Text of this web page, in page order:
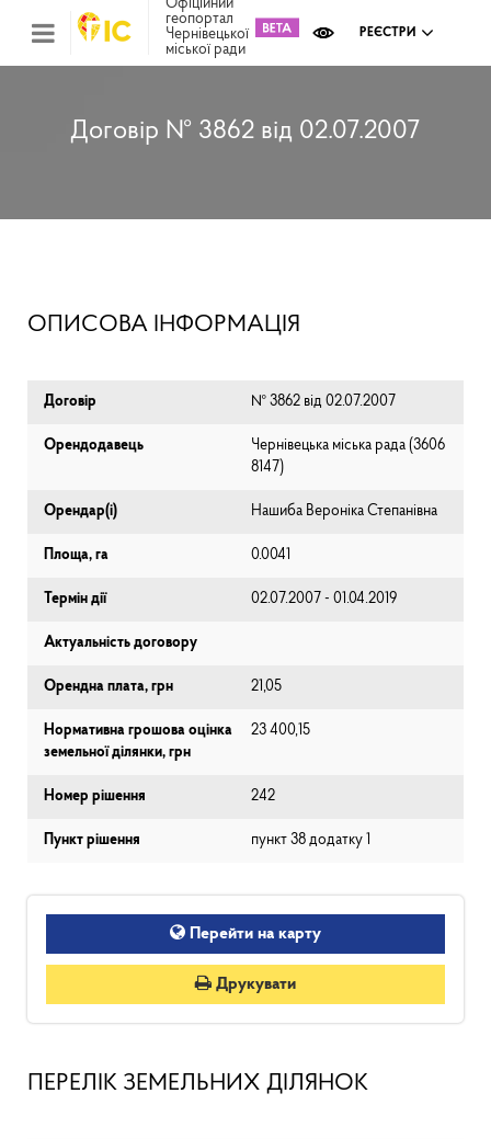
Офіційний
геопортал
Чернівецької
міської ради
РЕЄСТРИ
Договір № 3862 від 02.07.2007
ОПИСОВА ІНФОРМАЦІЯ
Договір № 3862 від 02.07.2007
Орендодавець
Чернівецька міська рада (⁨3606
8147⁩)
Орендар(і) Нашиба Вероніка Степанівна
Площа, га 0.0041
Термін дії 02.07.2007 - 01.04.2019
Актуальність договору
Орендна плата, грн 21,05
Нормативна грошова оцінка
земельної ділянки, грн
23 400,15
Номер рішення 242
Пункт рішення пункт 38 додатку 1
Перейти на карту
Друкувати
ПЕРЕЛІК ЗЕМЕЛЬНИХ ДІЛЯНОК